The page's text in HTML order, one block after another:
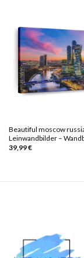
Beautiful moscow
Leinwandbilder –
39,99€